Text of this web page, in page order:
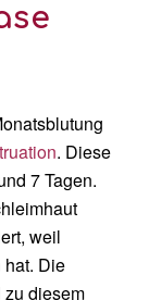
. Diese
7 Tagen.
weil
Die
zu diesem